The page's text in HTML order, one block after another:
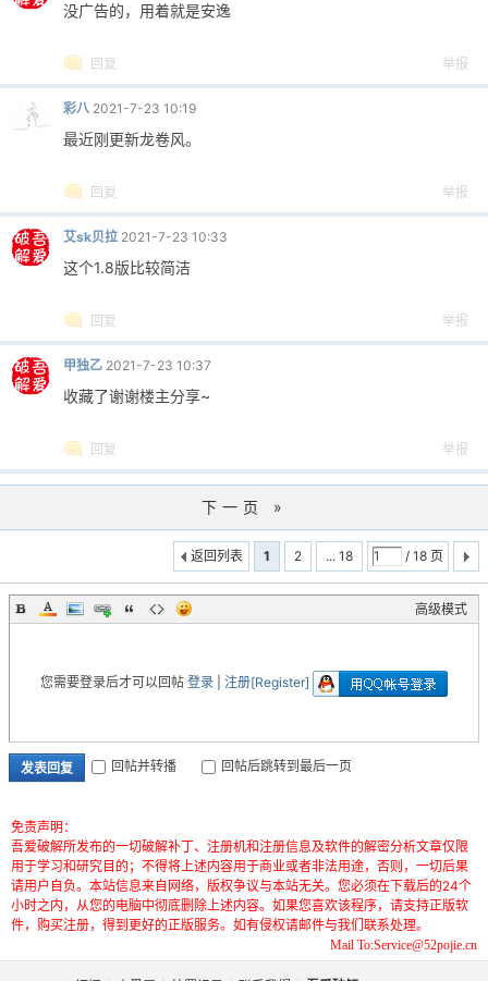
没广告的，用着就是安逸
回复 举报
彩八 2021-7-23 10:19
最近刚更新龙卷风。
回复 举报
艾sk贝拉 2021-7-23 10:33
这个1.8版比较简洁
回复 举报
甲独乙 2021-7-23 10:37
收藏了谢谢楼主分享~
回复 举报
下一页 »
1 2 ... 18 / 18 页
返回列表
高级模式
您需要登录后才可以回帖 登录 注册[Register]
发表回复 回帖并转播 回帖后跳转到最后一页
免责声明：
吾爱破解所发布的一切破解补丁、注册机和注册信息及软件的解密分析文章仅限
用于学习和研究目的；不得将上述内容用于商业或者非法用途，否则，一切后果
请用户自负。本站信息来自网络，版权争议与本站无关。您必须在下载后的24个
小时之内，从您的电脑中彻底删除上述内容。如果您喜欢该程序，请支持正版软
件，购买注册，得到更好的正版服务。如有侵权请邮件与我们联系处理。
Mail To:Service@52pojie.cn